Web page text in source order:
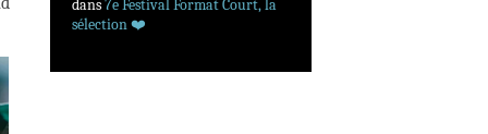
dans7e Festival Format Court, la
sélection ❤️‍